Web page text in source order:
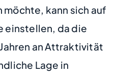
kann sich auf
einstellen, da die
an Attraktivität
Lage in